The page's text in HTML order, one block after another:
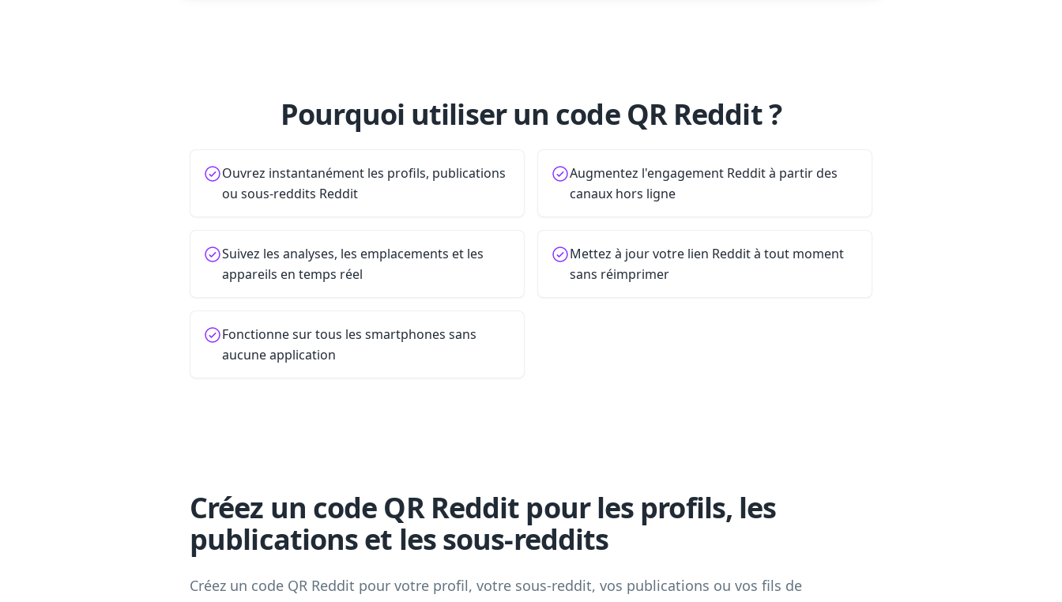
Pourquoi utiliser un code QR Reddit ?
Ouvrez instantanément les profils, publications
ou sous-reddits Reddit
Augmentez l'engagement Reddit à partir des
canaux hors ligne
Suivez les analyses, les emplacements et les
appareils en temps réel
Mettez à jour votre lien Reddit à tout moment
sans réimprimer
Fonctionne sur tous les smartphones sans
aucune application
Créez un code QR Reddit pour les profils, les
publications et les sous-reddits
Créez un code QR Reddit pour votre profil, votre sous-reddit, vos publications ou vos fils de